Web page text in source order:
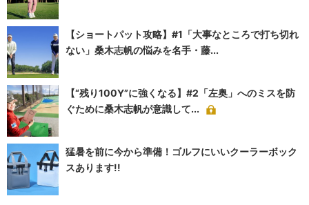
【ショートパット攻略】#1「大事なところで打ち切れ
ない」桑木志帆の悩みを名手・藤...
【“残り100Y”に強くなる】#2「左奥」へのミスを防
ぐために桑木志帆が意識して...
猛暑を前に今から準備！ゴルフにいいクーラーボック
スあります!!